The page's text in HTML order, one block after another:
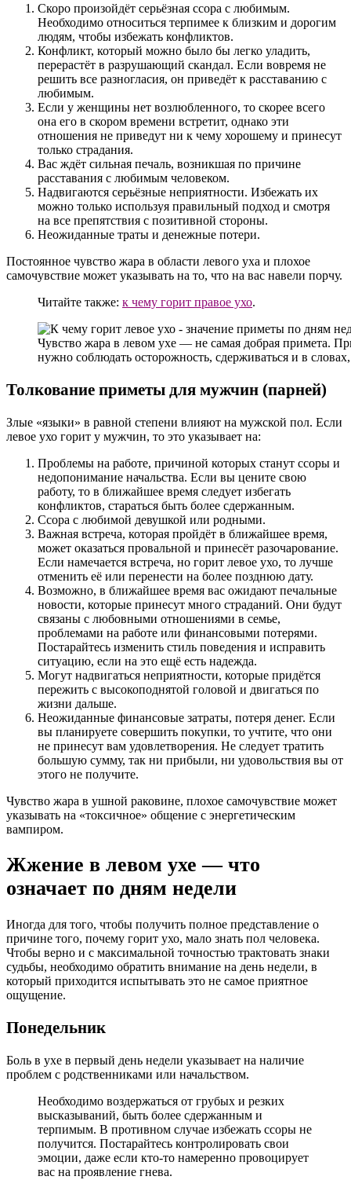
Скоро произойдёт серьёзная ссора с любимым.
Необходимо относиться терпимее к близким и дорогим
людям, чтобы избежать конфликтов.
Конфликт, который можно было бы легко уладить,
перерастёт в разрушающий скандал. Если вовремя не
решить все разногласия, он приведёт к расставанию с
любимым.
Если у женщины нет возлюбленного, то скорее всего
она его в скором времени встретит, однако эти
отношения не приведут ни к чему хорошему и принесут
только страдания.
Вас ждёт сильная печаль, возникшая по причине
расставания с любимым человеком.
Надвигаются серьёзные неприятности. Избежать их
можно только используя правильный подход и смотря
на все препятствия с позитивной стороны.
Неожиданные траты и денежные потери.
Постоянное чувство жара в области левого уха и плохое
самочувствие может указывать на то, что на вас навели порчу.
Читайте также: к чему горит правое ухо.
Чувство жара в левом ухе — не самая добрая примета.
нужно соблюдать осторожность, сдерживаться и в
Толкование приметы для мужчин (парней)
Злые «языки» в равной степени влияют на мужской пол. Если
левое ухо горит у мужчин, то это указывает на:
Проблемы на работе, причиной которых станут ссоры и
недопонимание начальства. Если вы цените свою
работу, то в ближайшее время следует избегать
конфликтов, стараться быть более сдержанным.
Ссора с любимой девушкой или родными.
Важная встреча, которая пройдёт в ближайшее время,
может оказаться провальной и принесёт разочарование.
Если намечается встреча, но горит левое ухо, то лучше
отменить её или перенести на более позднюю дату.
Возможно, в ближайшее время вас ожидают печальные
новости, которые принесут много страданий. Они будут
связаны с любовными отношениями в семье,
проблемами на работе или финансовыми потерями.
Постарайтесь изменить стиль поведения и исправить
ситуацию, если на это ещё есть надежда.
Могут надвигаться неприятности, которые придётся
пережить с высокоподнятой головой и двигаться по
жизни дальше.
Неожиданные финансовые затраты, потеря денег. Если
вы планируете совершить покупки, то учтите, что они
не принесут вам удовлетворения. Не следует тратить
большую сумму, так ни прибыли, ни удовольствия вы от
этого не получите.
Чувство жара в ушной раковине, плохое самочувствие может
указывать на «токсичное» общение с энергетическим
вампиром.
Жжение в левом ухе — что
означает по дням недели
Иногда для того, чтобы получить полное представление о
причине того, почему горит ухо, мало знать пол человека.
Чтобы верно и с максимальной точностью трактовать знаки
судьбы, необходимо обратить внимание на день недели, в
который приходится испытывать это не самое приятное
ощущение.
Понедельник
Боль в ухе в первый день недели указывает на наличие
проблем с родственниками или начальством.
Необходимо воздержаться от грубых и резких
высказываний, быть более сдержанным и
терпимым. В противном случае избежать ссоры не
получится. Постарайтесь контролировать свои
эмоции, даже если кто-то намеренно провоцирует
вас на проявление гнева.